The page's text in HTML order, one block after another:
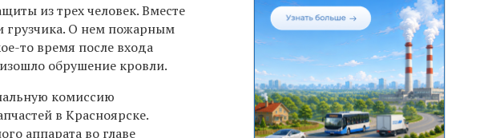
из трех человек. Вместе
грузчика. О нем пожарным
то время после входа
обрушение кровли.
комиссию
в Красноярске.
аппарата во главе